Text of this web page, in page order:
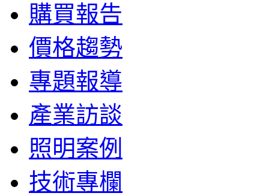
購買報告
價格趨勢
專題報導
產業訪談
照明案例
技術專欄